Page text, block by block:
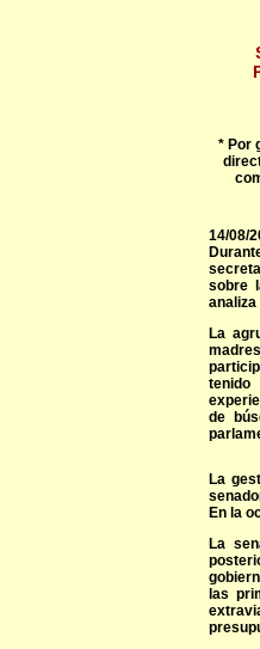
* Por
14/08/
sobre
La
tenido
de
La
En la
La
las